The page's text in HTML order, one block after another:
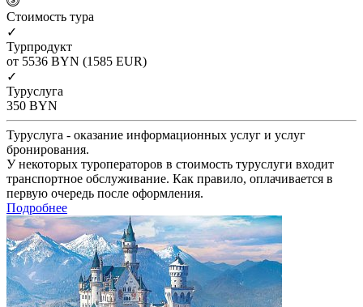
Cтоимость тура
✓
Турпродукт
от 5536 BYN (1585 EUR)
✓
Туруслуга
350 BYN
Туруслуга - оказание информационных услуг и услуг
бронирования.
У некоторых туроператоров в стоимость туруслуги входит
транспортное обслуживание. Как правило, оплачивается в
первую очередь после оформления.
Подробнее